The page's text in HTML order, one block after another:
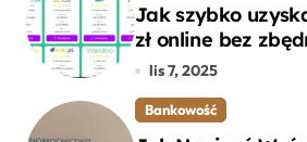
Jak szybko
zł online bez
formalności?
lis 7, 2025
Bankowość